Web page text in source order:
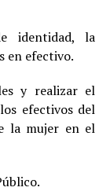
identidad, la
en efectivo.
y realizar el
efectivos del
la mujer en el